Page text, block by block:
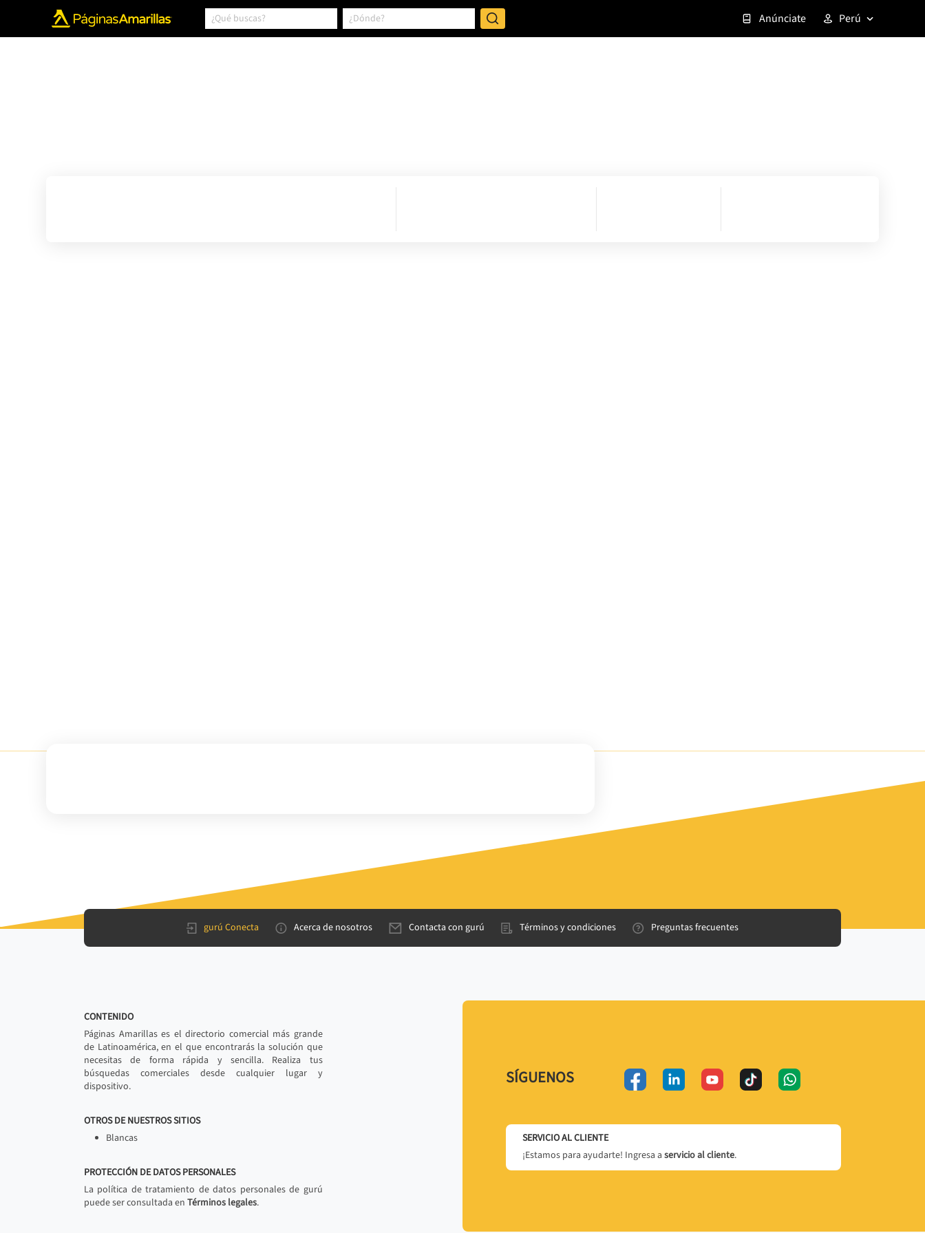
Anúnciate Perú
gurú Conecta Acerca de nosotros Contacta con gurú Términos y condiciones Preguntas frecuentes
CONTENIDO
Páginas Amarillas es el directorio comercial más grande
de Latinoamérica, en el que encontrarás la solución que
necesitas de forma rápida y sencilla. Realiza tus
búsquedas comerciales desde cualquier lugar y
dispositivo.
OTROS DE NUESTROS SITIOS
Blancas
PROTECCIÓN DE DATOS PERSONALES
La política de tratamiento de datos personales de gurú
puede ser consultada en Términos legales.
SÍGUENOS
SERVICIO AL CLIENTE
¡Estamos para ayudarte! Ingresa a servicio al cliente.